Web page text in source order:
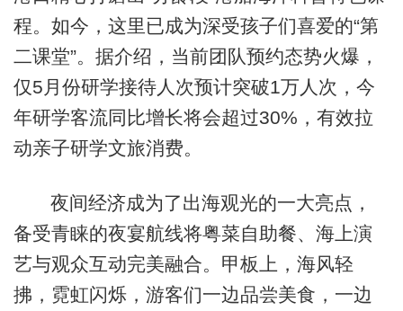
程。如今，这里已成为深受孩子们喜爱的“第
二课堂”。据介绍，当前团队预约态势火爆，
仅5月份研学接待人次预计突破1万人次，今
年研学客流同比增长将会超过30%，有效拉
动亲子研学文旅消费。
夜间经济成为了出海观光的一大亮点，
备受青睐的夜宴航线将粤菜自助餐、海上演
艺与观众互动完美融合。甲板上，海风轻
拂，霓虹闪烁，游客们一边品尝美食，一边